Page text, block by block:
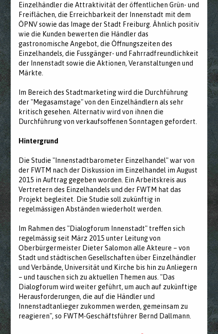
Einzelhändler die Attraktivität der öffentlichen Grün- und
Freiflächen, die Erreichbarkeit der Innenstadt mit dem
ÖPNV sowie das Image der Stadt Freiburg. Ähnlich positiv
wie die Kunden bewerten die Händler das
gastronomische Angebot, die Öffnungszeiten des
Einzelhandels, die Fussgänger- und Fahrradfreundlichkeit
der Innenstadt sowie die Aktionen, Veranstaltungen und
Märkte.
Im Bereich des Stadtmarketing wird die Durchführung
der "Megasamstage" von den Einzelhändlern als sehr
kritisch gesehen. Alternativ wird von ihnen die
Durchführung von verkaufsoffenen Sonntagen gefordert.
Hintergrund
Die Studie "Innenstadtbarometer Einzelhandel" war von
der FWTM nach der Diskussion im Einzelhandel im August
2015 in Auftrag gegeben worden. Ein Arbeitskreis aus
Vertretern des Einzelhandels und der FWTM hat das
Projekt begleitet. Die Studie soll zukünftig in
regelmässigen Abständen wiederholt werden.
Im Rahmen des "Dialogforum Innenstadt" treffen sich
regelmässig seit März 2015 unter Leitung von
Oberbürgermeister Dieter Salomon alle Akteure – von
Stadt und städtischen Gesellschaften über Einzelhändler
und Verbände, Universität und Kirche bis hin zu Anliegern
– und tauschen sich zu aktuellen Themen aus. "Das
Dialogforum wird weiter geführt, um auch auf zukünftige
Herausforderungen, die auf die Händler und
Innenstadtanlieger zukommen werden, gemeinsam zu
reagieren", so FWTM-Geschäftsführer Bernd Dallmann.